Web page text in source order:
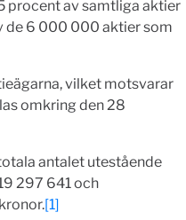
procent av samtliga aktier
de 6 000 000 aktier som
vilket motsvarar
omkring den 28
antalet utestående
297 641 och
[1]